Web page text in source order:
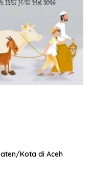
Kota di Aceh